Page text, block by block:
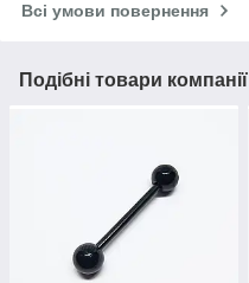
Всі умови повернення
Подібні товари компанії